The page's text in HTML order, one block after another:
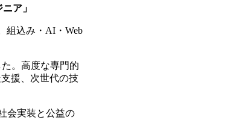
ア」
組込み・AI・Web
。高度な専門的
援、次世代の技
会実装と公益の